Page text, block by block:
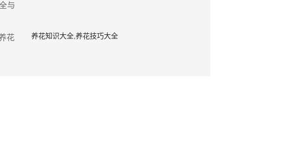
养花知识大全,养花技巧大全